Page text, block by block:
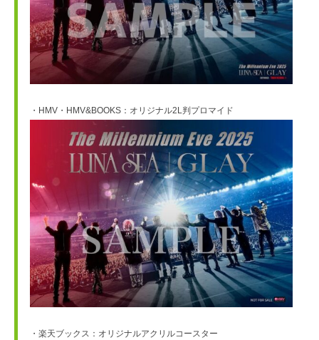
・HMV・HMV&BOOKS：オリジナル2L判プロマイド
・楽天ブックス：オリジナルアクリルコースター